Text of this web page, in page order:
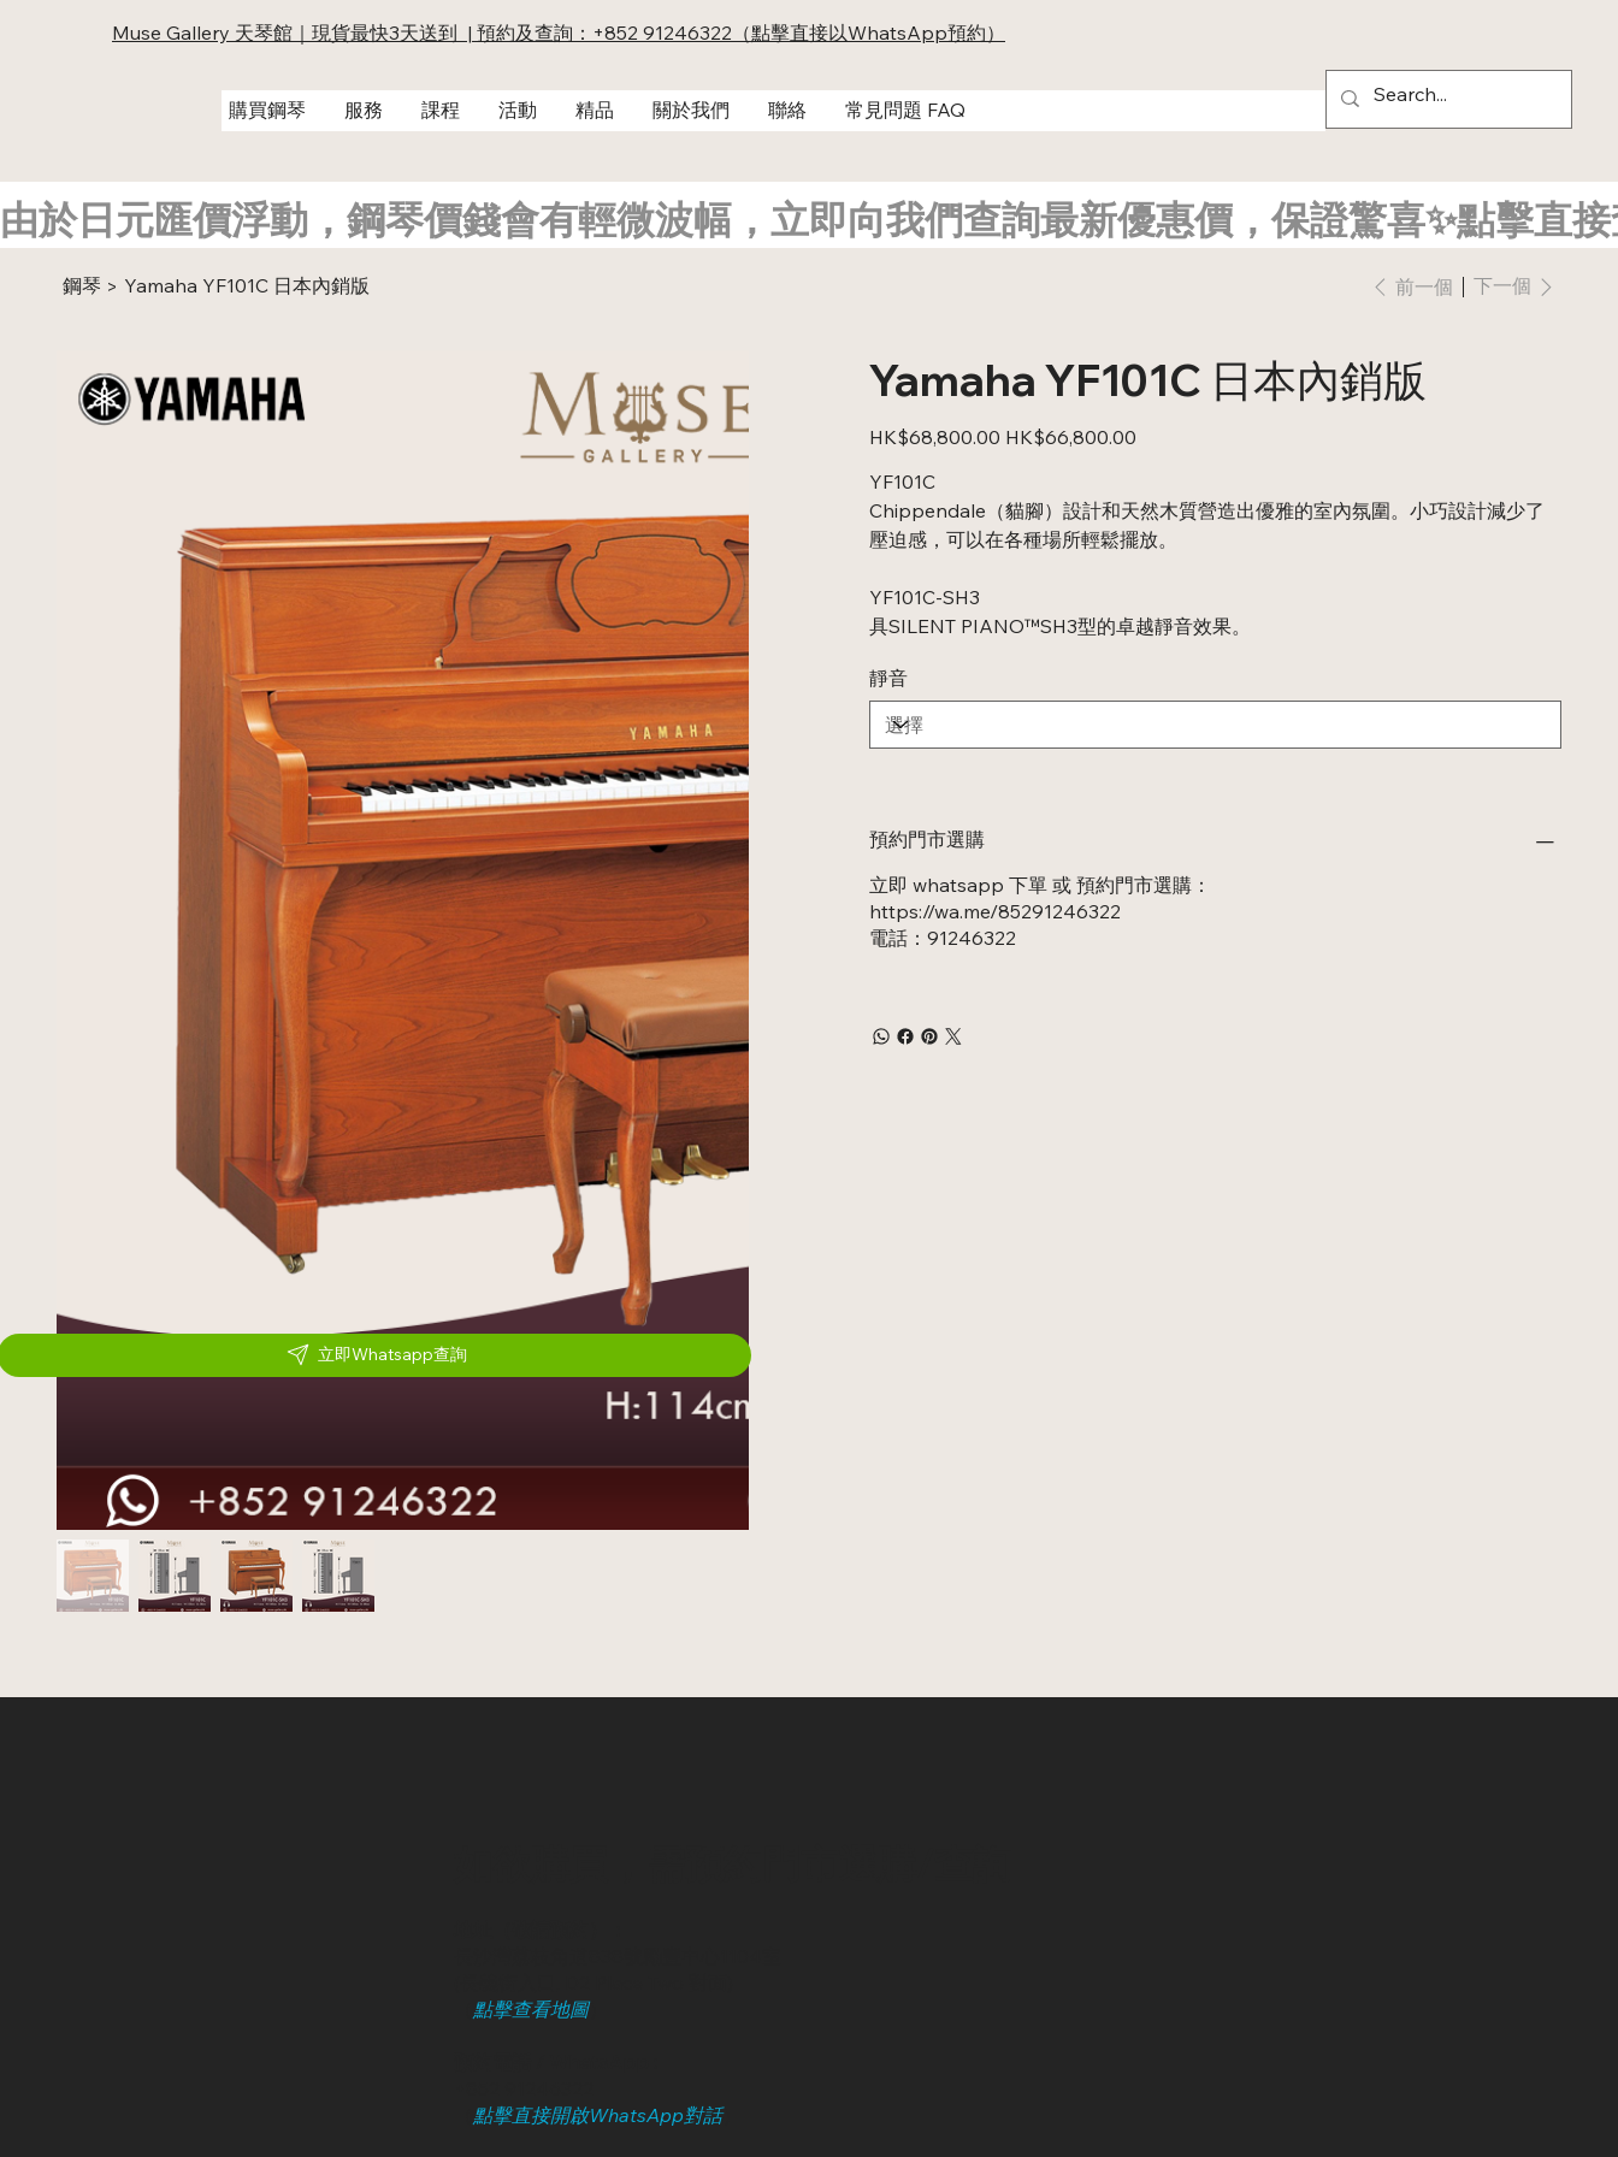
購買鋼琴 服務 課程 活動 精品 關於我們 聯絡 常見問題 FAQ
Muse Gallery 天琴館｜現貨最快3天送到 | 預約及查詢：+852 91246322（點擊直接以WhatsApp預約）
由於日元匯價浮動，鋼琴價錢會有輕微波幅，立即向我們查詢最新優惠價，保證驚喜✨點擊直接
鋼琴 > Yamaha YF101C 日本內銷版 前一個 下一個
Yamaha YF101C 日本內銷版
原
始
格
HK$68,800.00 促
銷
HK$66,800.00
YF101C
Chippendale（貓腳）設計和天然木質營造出優雅的室內氛圍。小巧設計減少了
壓迫感，可以在各種場所輕鬆擺放。
YF101C-SH3
具SILENT PIANO™SH3型的卓越靜音效果。
靜音
預約門市選購
立即 whatsapp 下單 或 預約門市選購：
https://wa.me/85291246322
電話：91246322
立即Whatsapp查詢
點擊查看地圖）
點擊直接開啟WhatsApp對話）